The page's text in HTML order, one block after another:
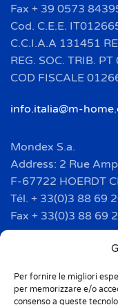
Per fornire le migliori
per memorizzare e/o
consenso a queste
Fax + 39 0573
Cod. C.E.E.
C.C.I.A.A 131451
REG. SOC. TRIB.
COD FISCALE
info.italia@m-
Mondex S.a.
Address: 2 Rue
F-67722 HOERDT
Tél. + 33(0)3 88 69
Fax + 33(0)3 88 69
info.france@m-
Mondex Menaje